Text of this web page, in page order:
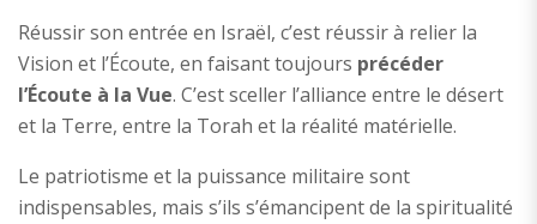
Réussir son entrée en Israël, c’est réussir à relier la
Vision et l’Écoute, en faisant toujours précéder
l’Écoute à la Vue. C’est sceller l’alliance entre le désert
et la Terre, entre la Torah et la réalité matérielle.
Le patriotisme et la puissance militaire sont
indispensables, mais s’ils s’émancipent de la spiritualité